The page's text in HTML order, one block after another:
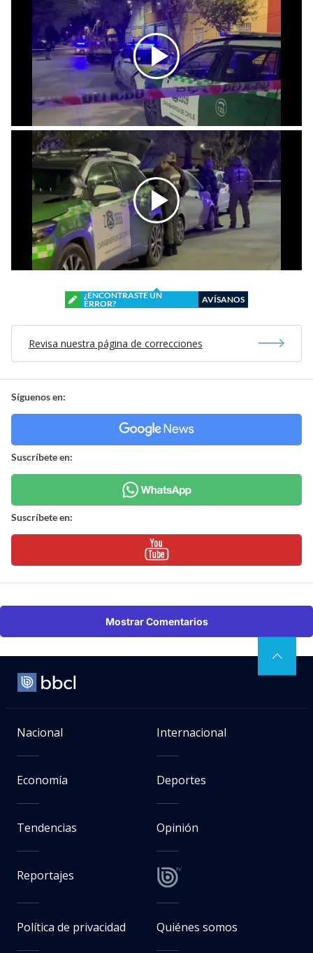
¿ENCONTRASTE UN
ERROR?
AVÍSANOS
Revisa nuestra página de correcciones
Síguenos en:
Suscríbete en:
Suscríbete en:
Mostrar Comentarios
Nacional Internacional
Economía Deportes
Tendencias Opinión
Reportajes
Política de privacidad Quiénes somos